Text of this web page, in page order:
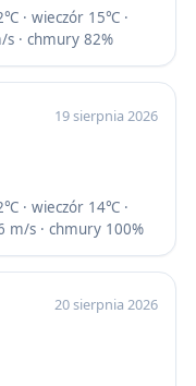
· wieczór 15℃ ·
· chmury 82%
19 sierpnia 2026
· wieczór 14℃ ·
m/s · chmury 100%
20 sierpnia 2026